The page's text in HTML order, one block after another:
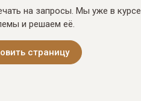
на запросы. Мы уже в курсе
и решаем её.
страницу